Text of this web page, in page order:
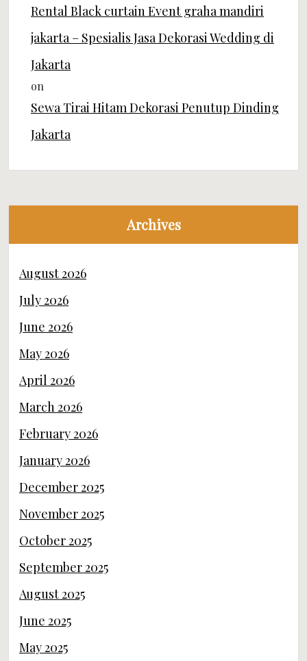
Jakarta
on
Archives
July 2026
June 2026
May 2026
April 2026
March 2026
February 2026
January 2026
December 2025
November 2025
October 2025
September 2025
August 2025
June 2025
May 2025
April 2025
March 2025